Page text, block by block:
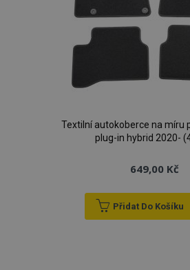
Textilní autokoberce na míru
plug-in hybrid 2020-
649,00 Kč
Přidat Do Košíku